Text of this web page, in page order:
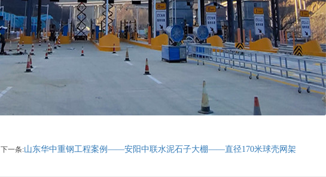
下一条:山东华中重钢工程案例——安阳中联水泥石子大棚——直径170米球壳网架